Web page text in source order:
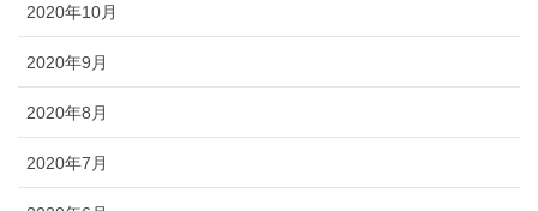
2020年10月
2020年9月
2020年8月
2020年7月